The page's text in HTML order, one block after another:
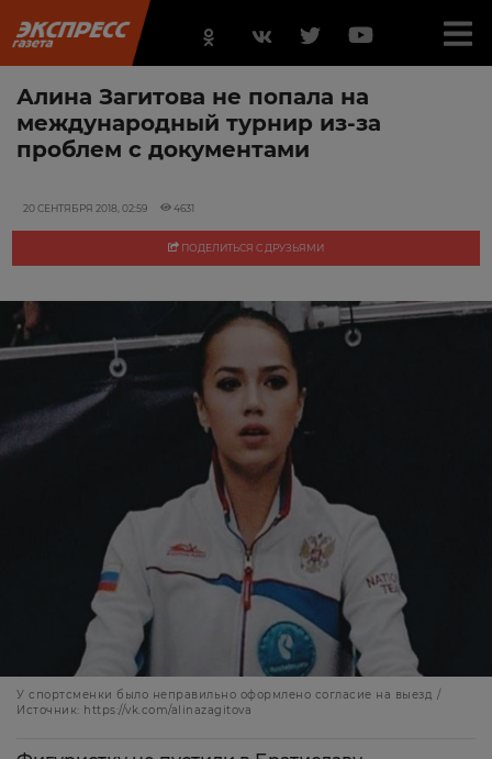
Алина Загитова не попала на
международный турнир из-за
проблем с документами
20 СЕНТЯБРЯ 2018, 02:59 4631
ПОДЕЛИТЬСЯ С ДРУЗЬЯМИ
У спортсменки было неправильно оформлено согласие на выезд /
Источник: https://vk.com/alinazagitova